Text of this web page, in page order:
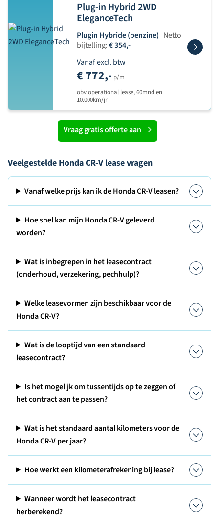
Plug-in Hybrid 2WD
EleganceTech
Plugin Hybride (benzine) Netto
bijtelling:€ 354,-
Vanaf excl. btw
€ 772,- p/m
obv operational lease, 60mnd en
10.000km/jr
Vraag gratis offerte aan
Veelgestelde Honda CR-V lease vragen
Vanaf welke prijs kan ik de Honda CR-V leasen?
Hoe snel kan mijn Honda CR-V geleverd
worden?
Wat is inbegrepen in het leasecontract
(onderhoud, verzekering, pechhulp)?
Welke leasevormen zijn beschikbaar voor de
Honda CR-V?
Wat is de looptijd van een standaard
leasecontract?
Is het mogelijk om tussentijds op te zeggen of
het contract aan te passen?
Wat is het standaard aantal kilometers voor de
Honda CR-V per jaar?
Hoe werkt een kilometerafrekening bij lease?
Wanneer wordt het leasecontract
herberekend?